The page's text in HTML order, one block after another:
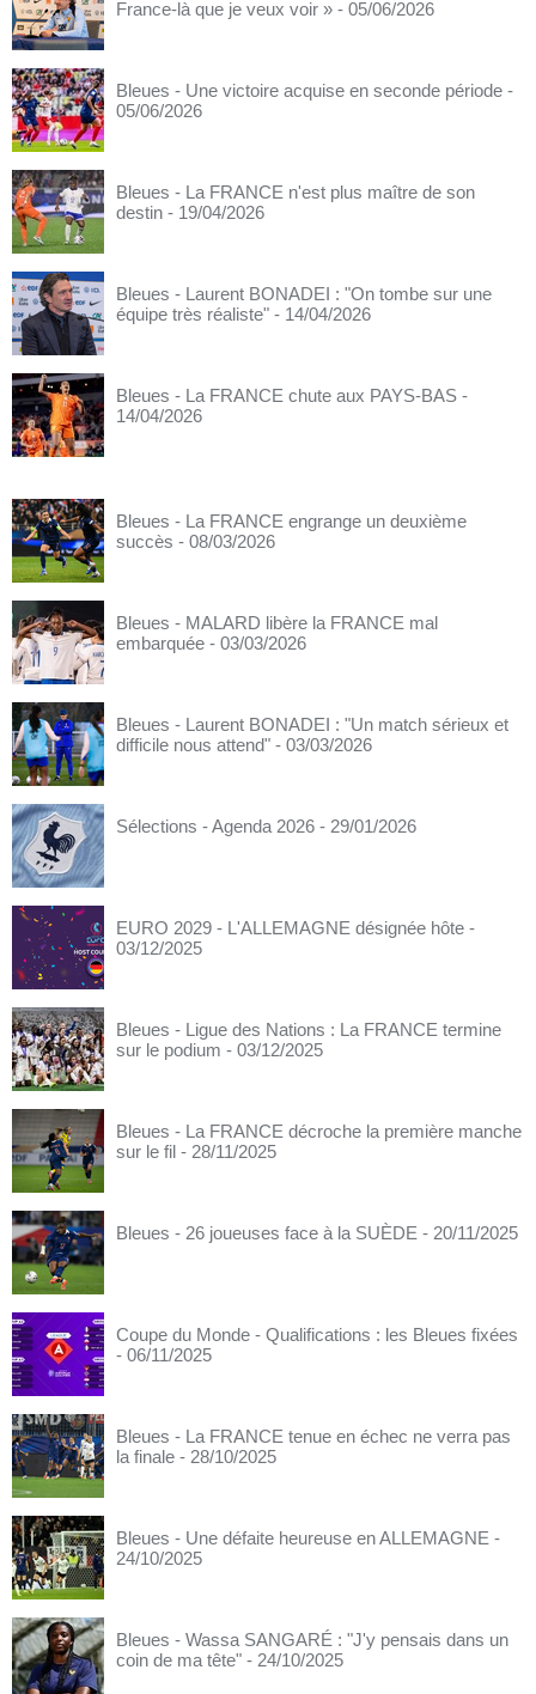
France-là que je veux voir » - 05/06/2026
Bleues - Une victoire acquise en seconde période -
05/06/2026
Bleues - La FRANCE n'est plus maître de son
destin - 19/04/2026
Bleues - Laurent BONADEI : "On tombe sur une
équipe très réaliste" - 14/04/2026
Bleues - La FRANCE chute aux PAYS-BAS -
14/04/2026
Bleues - La FRANCE engrange un deuxième
succès - 08/03/2026
Bleues - MALARD libère la FRANCE mal
embarquée - 03/03/2026
Bleues - Laurent BONADEI : "Un match sérieux et
difficile nous attend" - 03/03/2026
Sélections - Agenda 2026 - 29/01/2026
EURO 2029 - L'ALLEMAGNE désignée hôte -
03/12/2025
Bleues - Ligue des Nations : La FRANCE termine
sur le podium - 03/12/2025
Bleues - La FRANCE décroche la première manche
sur le fil - 28/11/2025
Bleues - 26 joueuses face à la SUÈDE - 20/11/2025
Coupe du Monde - Qualifications : les Bleues fixées
- 06/11/2025
Bleues - La FRANCE tenue en échec ne verra pas
la finale - 28/10/2025
Bleues - Une défaite heureuse en ALLEMAGNE -
24/10/2025
Bleues - Wassa SANGARÉ : "J'y pensais dans un
coin de ma tête" - 24/10/2025